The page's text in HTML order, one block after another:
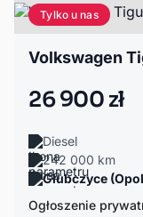
Tylko u nas
Volkswagen
26 900 zł
Diesel
242 000 km
Głubczyce
Ogłoszenie